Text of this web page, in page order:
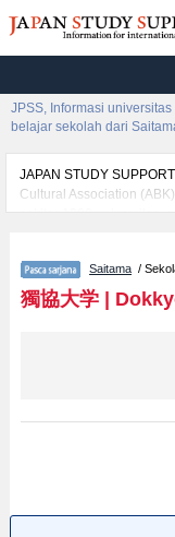
JPSS, Informasi
belajar sekolah dari
JAPAN STUDY
Cultural Association
sekitar 1300 universitas,
per jurusan riset seperti
berguna bagi
pendaftar dan jumlah
lainnya. Silakan
Saitama /
獨協大学|